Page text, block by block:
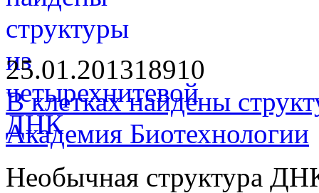
25.01.201318910
В клетках найдены
Академия Биотехнологии
Необычная структура